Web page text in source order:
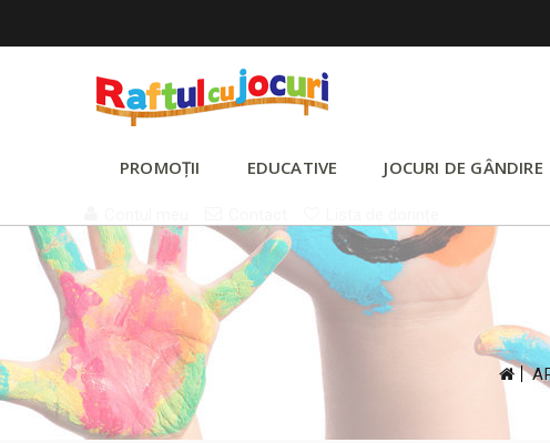
PROMOȚII EDUCATIVE JOCURI DE GÂNDIRE
>